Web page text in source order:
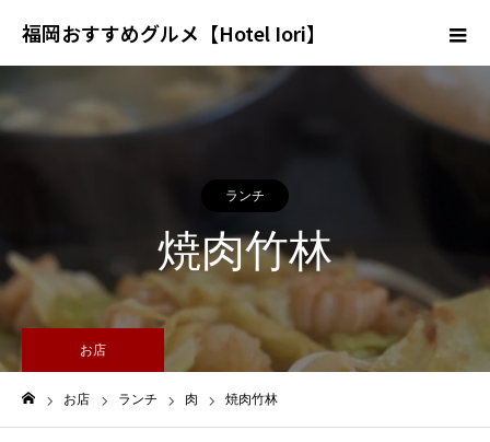
福岡おすすめグルメ【Hotel Iori】
ランチ
焼肉竹林
お店
お店 ランチ 肉 焼肉竹林